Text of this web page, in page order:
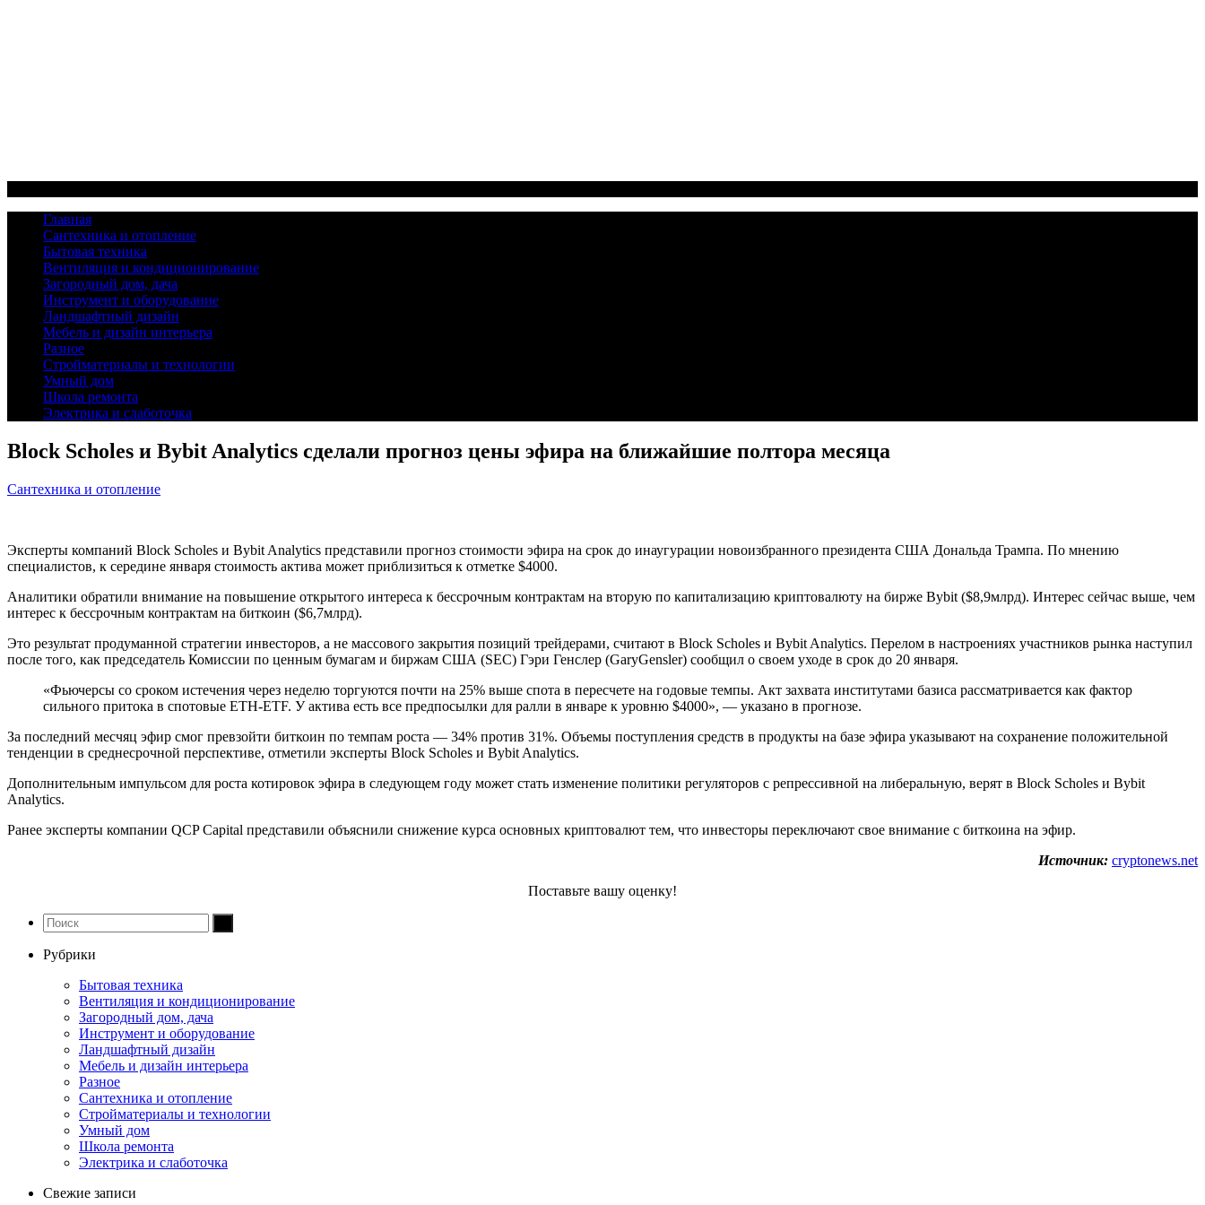
Главная
Сантехника и отопление
Бытовая техника
Вентиляция и кондиционирование
Загородный дом, дача
Инструмент и оборудование
Ландшафтный дизайн
Мебель и дизайн интерьера
Разное
Стройматериалы и технологии
Умный дом
Школа ремонта
Электрика и слаботочка
Block Scholes и Bybit Analytics сделали прогноз цены эфира на ближайшие полтора месяца
Сантехника и отопление
Эксперты компаний Block Scholes и Bybit Analytics представили прогноз стоимости эфира на срок до инаугурации новоизбранного президента США Дональда Трампа. По мнению
специалистов, к середине января стоимость актива может приблизиться к отметке $4000.
Аналитики обратили внимание на повышение открытого интереса к бессрочным контрактам на вторую по капитализацию криптовалюту на бирже Bybit ($8,9млрд). Интерес сейчас выше, чем
интерес к бессрочным контрактам на биткоин ($6,7млрд).
Это результат продуманной стратегии инвесторов, а не массового закрытия позиций трейдерами, считают в Block Scholes и Bybit Analytics. Перелом в настроениях участников рынка наступил
после того, как председатель Комиссии по ценным бумагам и биржам США (SEC) Гэри Генслер (GaryGensler) сообщил о своем уходе в срок до 20 января.
«Фьючерсы со сроком истечения через неделю торгуются почти на 25% выше спота в пересчете на годовые темпы. Акт захвата институтами базиса рассматривается как фактор
сильного притока в спотовые ETH-ETF. У актива есть все предпосылки для ралли в январе к уровню $4000», — указано в прогнозе.
За последний месчяц эфир смог превзойти биткоин по темпам роста — 34% против 31%. Объемы поступления средств в продукты на базе эфира указывают на сохранение положительной
тенденции в среднесрочной перспективе, отметили эксперты Block Scholes и Bybit Analytics.
Дополнительным импульсом для роста котировок эфира в следующем году может стать изменение политики регуляторов с репрессивной на либеральную, верят в Block Scholes и Bybit
Analytics.
Ранее эксперты компании QCP Capital представили объяснили снижение курса основных криптовалют тем, что инвесторы переключают свое внимание с биткоина на эфир.
Источник: cryptonews.net
Поставьте вашу оценку!
Рубрики
Бытовая техника
Вентиляция и кондиционирование
Загородный дом, дача
Инструмент и оборудование
Ландшафтный дизайн
Мебель и дизайн интерьера
Разное
Сантехника и отопление
Стройматериалы и технологии
Умный дом
Школа ремонта
Электрика и слаботочка
Свежие записи